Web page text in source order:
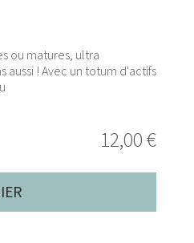
12,00 €
ou matures, ultra
aussi ! Avec un totum d'actifs